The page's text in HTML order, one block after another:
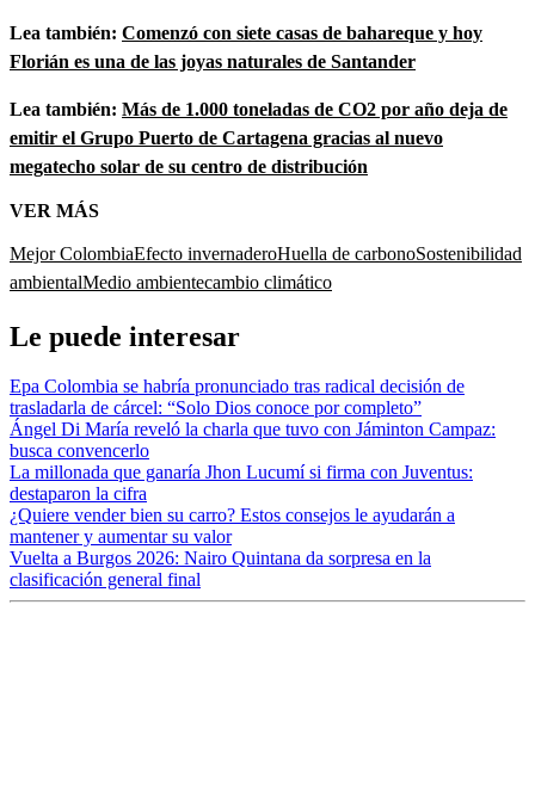
Lea también: Comenzó con siete casas de bahareque y hoy
Florián es una de las joyas naturales de Santander
Lea también: Más de 1.000 toneladas de CO2 por año deja de
emitir el Grupo Puerto de Cartagena gracias al nuevo
megatecho solar de su centro de distribución
VER MÁS
Mejor ColombiaEfecto invernaderoHuella de carbonoSostenibilidad
ambientalMedio ambientecambio climático
Le puede interesar
Epa Colombia se habría pronunciado tras radical decisión de
trasladarla de cárcel: “Solo Dios conoce por completo”
Ángel Di María reveló la charla que tuvo con Jáminton Campaz:
busca convencerlo
La millonada que ganaría Jhon Lucumí si firma con Juventus:
destaparon la cifra
¿Quiere vender bien su carro? Estos consejos le ayudarán a
mantener y aumentar su valor
Vuelta a Burgos 2026: Nairo Quintana da sorpresa en la
clasificación general final